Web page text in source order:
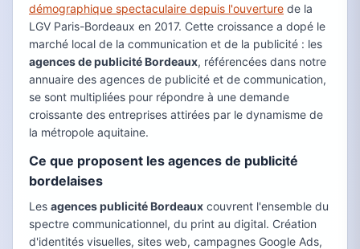
démographique spectaculaire depuis l'ouverture de la
LGV Paris-Bordeaux en 2017. Cette croissance a dopé le
marché local de la communication et de la publicité : les
agences de publicité Bordeaux, référencées dans notre
annuaire des agences de publicité et de communication,
se sont multipliées pour répondre à une demande
croissante des entreprises attirées par le dynamisme de
la métropole aquitaine.
Ce que proposent les agences de publicité
bordelaises
Les agences publicité Bordeaux couvrent l'ensemble du
spectre communicationnel, du print au digital. Création
d'identités visuelles, sites web, campagnes Google Ads,